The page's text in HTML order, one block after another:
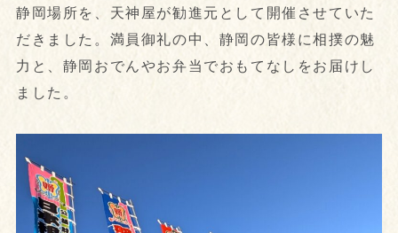
静岡場所を、天神屋が勧進元として開催させていた
だきました。満員御礼の中、静岡の皆様に相撲の魅
力と、静岡おでんやお弁当でおもてなしをお届けし
ました。